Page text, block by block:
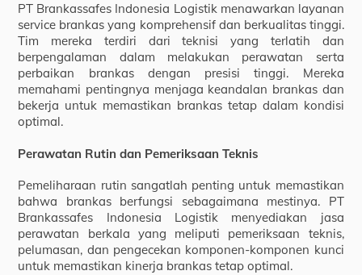
PT Brankassafes Indonesia Logistik menawarkan layanan
service brankas yang komprehensif dan berkualitas tinggi.
Tim mereka terdiri dari teknisi yang terlatih dan
berpengalaman dalam melakukan perawatan serta
perbaikan brankas dengan presisi tinggi. Mereka
memahami pentingnya menjaga keandalan brankas dan
bekerja untuk memastikan brankas tetap dalam kondisi
optimal.
Perawatan Rutin dan Pemeriksaan Teknis
Pemeliharaan rutin sangatlah penting untuk memastikan
bahwa brankas berfungsi sebagaimana mestinya. PT
Brankassafes Indonesia Logistik menyediakan jasa
perawatan berkala yang meliputi pemeriksaan teknis,
pelumasan, dan pengecekan komponen-komponen kunci
untuk memastikan kinerja brankas tetap optimal.